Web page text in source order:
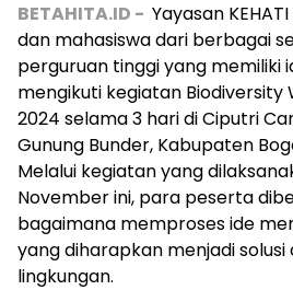
BETAHITA.ID - Yayasan
dan mahasiswa dari berbagai
perguruan tinggi yang memiliki
mengikuti kegiatan Biodiversity
2024 selama 3 hari di Ciputri
Gunung Bunder, Kabupaten
Melalui kegiatan yang
November ini, para peserta
bagaimana memproses ide
yang diharapkan menjadi
lingkungan.